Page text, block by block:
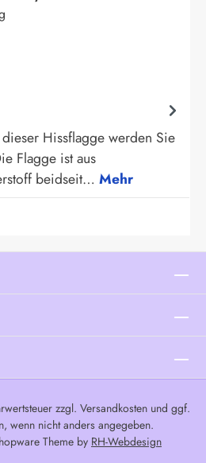
Hissflagge werden Sie
Flagge ist aus
beidseit… Mehr
zzgl. Versandkostenund ggf.
wenn nicht anders angegeben.
Theme by RH-Webdesign